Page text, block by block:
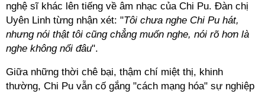
nghệ sĩ khác lên tiếng về âm nhạc của Chi Pu. Đàn chị
Uyên Linh từng nhận xét: "Tôi chưa nghe Chi Pu hát,
nhưng nói thật tôi cũng chẳng muốn nghe, nói rõ hơn là
nghe không nổi đâu".
Giữa những thời chê bại, thậm chí miệt thị, khinh
thường, Chi Pu vẫn cố gắng "cách mạng hóa" sự nghiệp